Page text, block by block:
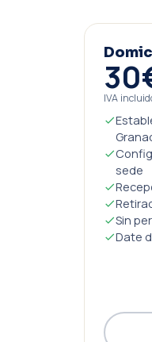
IVA
sede
Sin
Date